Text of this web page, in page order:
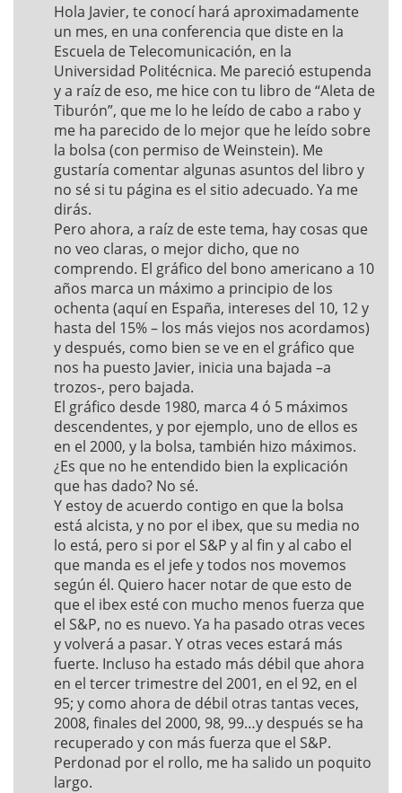
Hola Javier, te conocí hará aproximadamente
un mes, en una conferencia que diste en la
Escuela de Telecomunicación, en la
Universidad Politécnica. Me pareció estupenda
y a raíz de eso, me hice con tu libro de “Aleta de
Tiburón”, que me lo he leído de cabo a rabo y
me ha parecido de lo mejor que he leído sobre
la bolsa (con permiso de Weinstein). Me
gustaría comentar algunas asuntos del libro y
no sé si tu página es el sitio adecuado. Ya me
dirás.
Pero ahora, a raíz de este tema, hay cosas que
no veo claras, o mejor dicho, que no
comprendo. El gráfico del bono americano a 10
años marca un máximo a principio de los
ochenta (aquí en España, intereses del 10, 12 y
hasta del 15% – los más viejos nos acordamos)
y después, como bien se ve en el gráfico que
nos ha puesto Javier, inicia una bajada –a
trozos-, pero bajada.
El gráfico desde 1980, marca 4 ó 5 máximos
descendentes, y por ejemplo, uno de ellos es
en el 2000, y la bolsa, también hizo máximos.
¿Es que no he entendido bien la explicación
que has dado? No sé.
Y estoy de acuerdo contigo en que la bolsa
está alcista, y no por el ibex, que su media no
lo está, pero si por el S&P y al fin y al cabo el
que manda es el jefe y todos nos movemos
según él. Quiero hacer notar de que esto de
que el ibex esté con mucho menos fuerza que
el S&P, no es nuevo. Ya ha pasado otras veces
y volverá a pasar. Y otras veces estará más
fuerte. Incluso ha estado más débil que ahora
en el tercer trimestre del 2001, en el 92, en el
95; y como ahora de débil otras tantas veces,
2008, finales del 2000, 98, 99…y después se ha
recuperado y con más fuerza que el S&P.
Perdonad por el rollo, me ha salido un poquito
largo.